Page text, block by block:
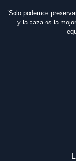
¨Solo podemos
y la caza es la